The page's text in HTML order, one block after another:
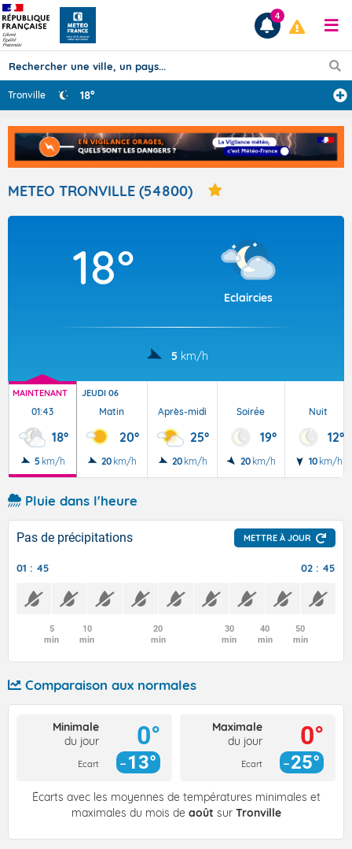
Prévisions
TOUS LES RÉSULTATS
Articles
4
Tronville 18°
METEO TRONVILLE (54800)
18°
Eclaircies
5 km/h
MAINTENANT
01:43
18°
5 km/h
JEUDI 06
Matin
20°
20 km/h
Après-midi
25°
20 km/h
Soirée
19°
20 km/h
Nuit
12°
10 km/h
Pluie dans l'heure
Pas de précipitations METTRE À JOUR
01 : 45 02 : 45
5
min
10
min
20
min
30
min
40
min
50
min
Comparaison aux normales
Minimale
du jour
Ecart
0°
13°
Maximale
du jour
Ecart
0°
25°
Écarts avec les moyennes de températures minimales et
maximales du mois de août sur Tronville